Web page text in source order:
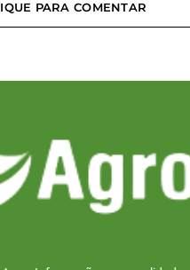
PARA COMENTAR